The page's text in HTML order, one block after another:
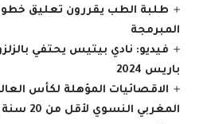
طلبة الطب يقررون تعليق
المبرمجة
فيديو: نادي بيتيس يحتفي
باريس 2024
المغربي